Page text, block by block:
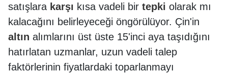
satışlara karşı kısa vadeli bir tepki olarak mı
kalacağını belirleyeceği öngörülüyor. Çin'in
altın alımlarını üst üste 15'inci aya taşıdığını
hatırlatan uzmanlar, uzun vadeli talep
faktörlerinin fiyatlardaki toparlanmayı